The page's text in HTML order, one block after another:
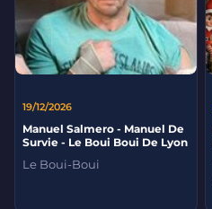
19/12/2026
Manuel Salmero - Manuel De
Survie - Le Boui Boui De Lyon
Le Boui-Boui